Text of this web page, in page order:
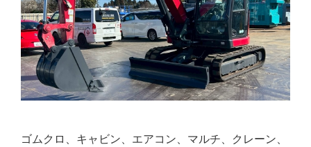
ゴムクロ、キャビン、エアコン、マルチ、クレーン、